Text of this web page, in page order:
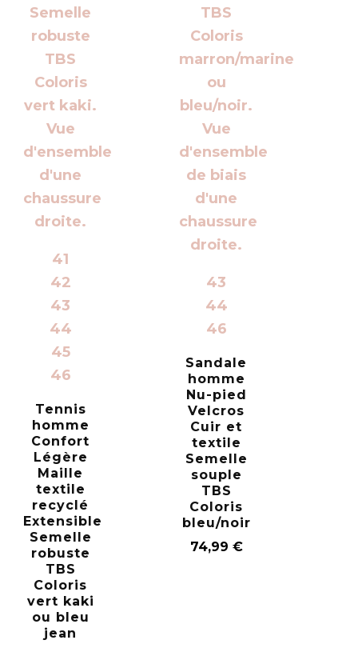
41
42
43
44
45
46
Tennis
homme
Confort
Légère
Maille
textile
recyclé
Extensible
Semelle
robuste
TBS
Coloris
vert kaki
ou bleu
jean
43
44
46
Sandale
homme
Nu-pied
Velcros
Cuir et
textile
Semelle
souple
TBS
Coloris
bleu/noir
74,99 €